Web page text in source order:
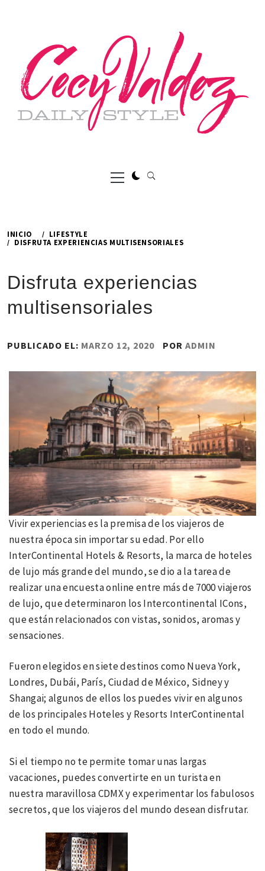
Menú
principal
INICIO
LIFESTYLE
DISFRUTA EXPERIENCIAS MULTISENSORIALES
Disfruta experiencias
multisensoriales
PUBLICADO EL: MARZO 12, 2020 POR ADMIN
Vivir experiencias es la premisa de los viajeros de
nuestra época sin importar su edad. Por ello
InterContinental Hotels & Resorts, la marca de hoteles
de lujo más grande del mundo, se dio a la tarea de
realizar una encuesta online entre más de 7000 viajeros
de lujo, que determinaron los Intercontinental ICons,
que están relacionados con vistas, sonidos, aromas y
sensaciones.
Fueron elegidos en siete destinos como Nueva York,
Londres, Dubái, París, Ciudad de México, Sidney y
Shangai; algunos de ellos los puedes vivir en algunos
de los principales Hoteles y Resorts InterContinental
en todo el mundo.
Si el tiempo no te permite tomar unas largas
vacaciones, puedes convertirte en un turista en
nuestra maravillosa CDMX y experimentar los fabulosos
secretos, que los viajeros del mundo desean disfrutar.